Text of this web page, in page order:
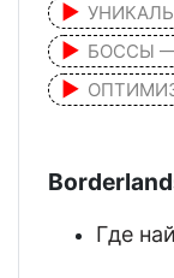
БОССЫ
Где